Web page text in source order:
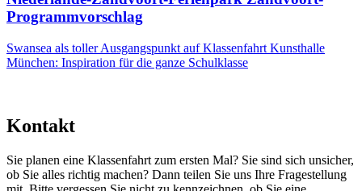
Programmvorschlag
Swansea als toller Ausgangspunkt auf Klassenfahrt Kunsthalle
München: Inspiration für die ganze Schulklasse
Kontakt
Sie planen eine Klassenfahrt zum ersten Mal? Sie sind sich unsicher,
ob Sie alles richtig machen? Dann teilen Sie uns Ihre Fragestellung